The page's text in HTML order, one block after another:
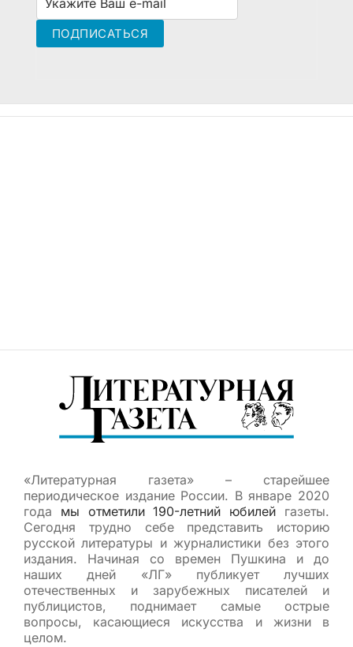
«Литературная газета» – старейшее
периодическое издание России. В январе 2020
года мы отметили 190-летний юбилей газеты.
Сегодня трудно себе представить историю
русской литературы и журналистики без этого
издания. Начиная со времен Пушкина и до
наших дней «ЛГ» публикует лучших
отечественных и зарубежных писателей и
публицистов, поднимает самые острые
вопросы, касающиеся искусства и жизни в
целом.